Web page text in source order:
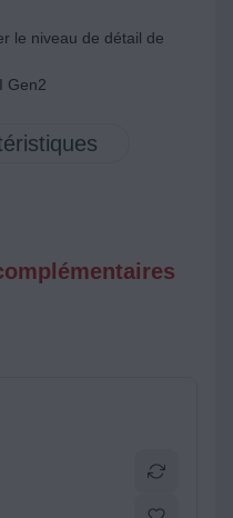
le niveau de détail de
Gen2